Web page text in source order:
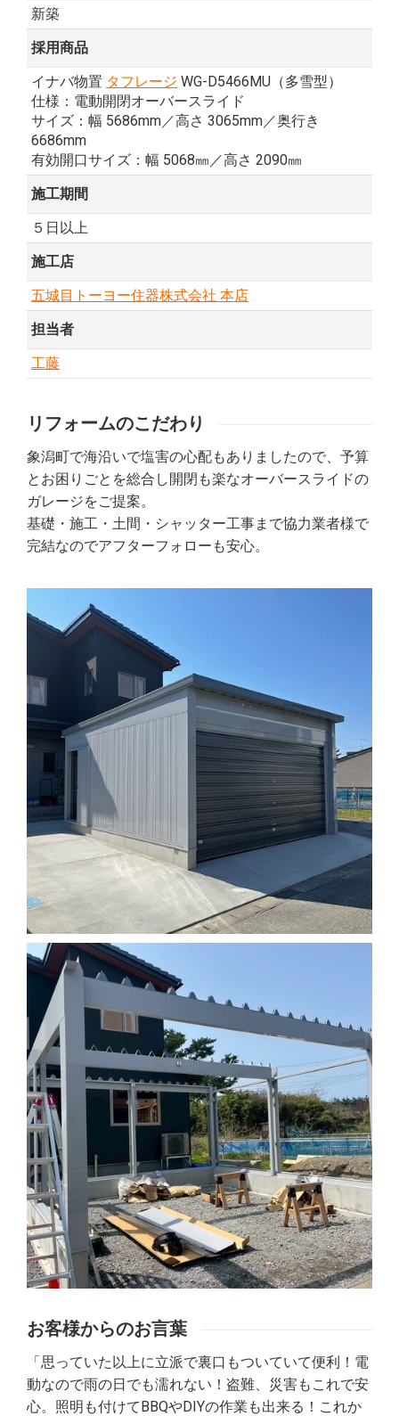
新築
採用商品
イナバ物置 タフレージ WG-D5466MU（多雪型）
仕様：電動開閉オーバースライド
サイズ：幅 5686mm／高さ 3065mm／奥行き
6686mm
有効開口サイズ：幅 5068㎜／高さ 2090㎜
施工期間
５日以上
施工店
五城目トーヨー住器株式会社 本店
担当者
工藤
リフォームのこだわり
象潟町で海沿いで塩害の心配もありましたので、予算
とお困りごとを総合し開閉も楽なオーバースライドの
ガレージをご提案。
基礎・施工・土間・シャッター工事まで協力業者様で
完結なのでアフターフォローも安心。
お客様からのお言葉
「思っていた以上に立派で裏口もついていて便利！電
動なので雨の日でも濡れない！盗難、災害もこれで安
心。照明も付けてBBQやDIYの作業も出来る！これか